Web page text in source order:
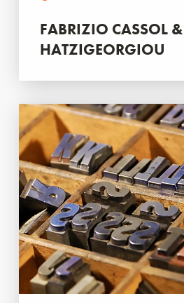
FABRIZIO CASSOL
HATZIGEORGIOU